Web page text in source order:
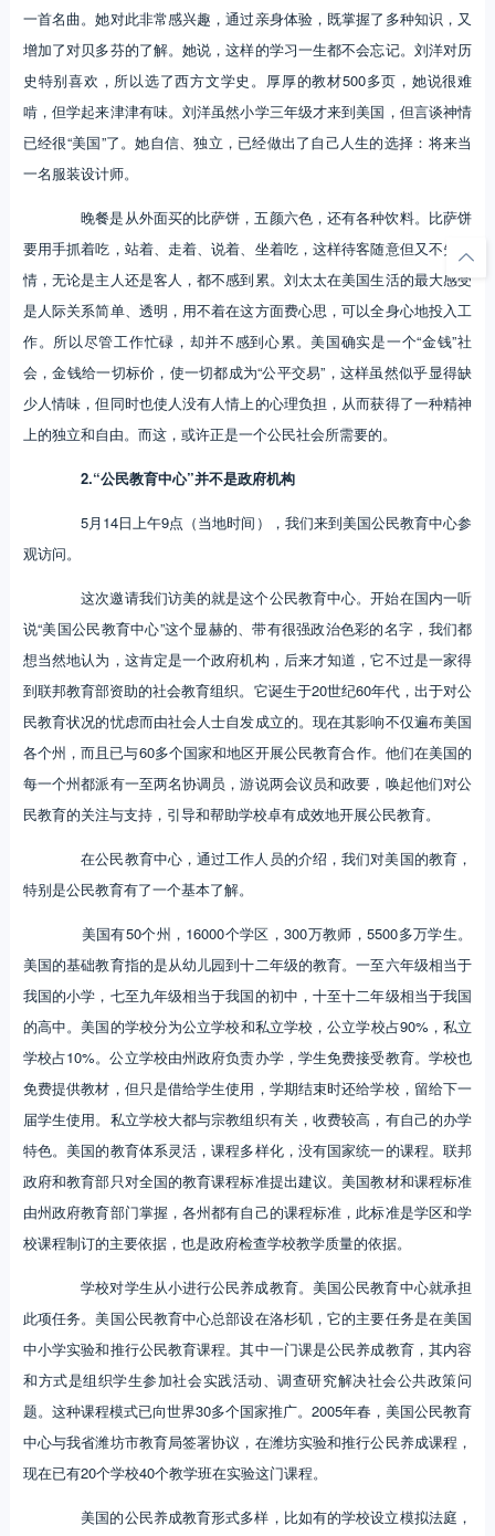
一首名曲。她对此非常感兴趣，通过亲身体验，既掌握了多种知识，又
增加了对贝多芬的了解。她说，这样的学习一生都不会忘记。刘洋对历
史特别喜欢，所以选了西方文学史。厚厚的教材500多页，她说很难
啃，但学起来津津有味。刘洋虽然小学三年级才来到美国，但言谈神情
已经很“美国”了。她自信、独立，已经做出了自己人生的选择：将来当
一名服装设计师。
晚餐是从外面买的比萨饼，五颜六色，还有各种饮料。比萨饼
要用手抓着吃，站着、走着、说着、坐着吃，这样待客随意但又不失热
情，无论是主人还是客人，都不感到累。刘太太在美国生活的最大感受
是人际关系简单、透明，用不着在这方面费心思，可以全身心地投入工
作。所以尽管工作忙碌，却并不感到心累。美国确实是一个“金钱”社
会，金钱给一切标价，使一切都成为“公平交易”，这样虽然似乎显得缺
少人情味，但同时也使人没有人情上的心理负担，从而获得了一种精神
上的独立和自由。而这，或许正是一个公民社会所需要的。
2.“公民教育中心”并不是政府机构
5月14日上午9点（当地时间），我们来到美国公民教育中心参
观访问。
这次邀请我们访美的就是这个公民教育中心。开始在国内一听
说“美国公民教育中心”这个显赫的、带有很强政治色彩的名字，我们都
想当然地认为，这肯定是一个政府机构，后来才知道，它不过是一家得
到联邦教育部资助的社会教育组织。它诞生于20世纪60年代，出于对公
民教育状况的忧虑而由社会人士自发成立的。现在其影响不仅遍布美国
各个州，而且已与60多个国家和地区开展公民教育合作。他们在美国的
每一个州都派有一至两名协调员，游说两会议员和政要，唤起他们对公
民教育的关注与支持，引导和帮助学校卓有成效地开展公民教育。
在公民教育中心，通过工作人员的介绍，我们对美国的教育，
特别是公民教育有了一个基本了解。
美国有50个州，16000个学区，300万教师，5500多万学生。
美国的基础教育指的是从幼儿园到十二年级的教育。一至六年级相当于
我国的小学，七至九年级相当于我国的初中，十至十二年级相当于我国
的高中。美国的学校分为公立学校和私立学校，公立学校占90%，私立
学校占10%。公立学校由州政府负责办学，学生免费接受教育。学校也
免费提供教材，但只是借给学生使用，学期结束时还给学校，留给下一
届学生使用。私立学校大都与宗教组织有关，收费较高，有自己的办学
特色。美国的教育体系灵活，课程多样化，没有国家统一的课程。联邦
政府和教育部只对全国的教育课程标准提出建议。美国教材和课程标准
由州政府教育部门掌握，各州都有自己的课程标准，此标准是学区和学
校课程制订的主要依据，也是政府检查学校教学质量的依据。
学校对学生从小进行公民养成教育。美国公民教育中心就承担
此项任务。美国公民教育中心总部设在洛杉矶，它的主要任务是在美国
中小学实验和推行公民教育课程。其中一门课是公民养成教育，其内容
和方式是组织学生参加社会实践活动、调查研究解决社会公共政策问
题。这种课程模式已向世界30多个国家推广。2005年春，美国公民教育
中心与我省潍坊市教育局签署协议，在潍坊实验和推行公民养成课程，
现在已有20个学校40个教学班在实验这门课程。
美国的公民养成教育形式多样，比如有的学校设立模拟法庭，